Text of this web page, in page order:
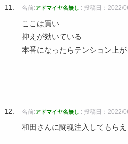
名前:アドマイヤ名無し : 投稿日：2022/
ここは買い
抑えが効いている
本番になったらテンション上が
名前:アドマイヤ名無し : 投稿日：2022/
和田さんに闘魂注入してもらえ